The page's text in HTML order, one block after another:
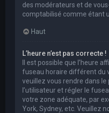
des modérateurs et de
comptabilisé comme étant
Haut
L’heure n’est pas correcte !
Il est possible que l’heure
fuseau horaire différent du
veuillez vous rendre dans
l’utilisateur et régler le
votre zone adéquate, par
York, Sydney, etc. Veuillez